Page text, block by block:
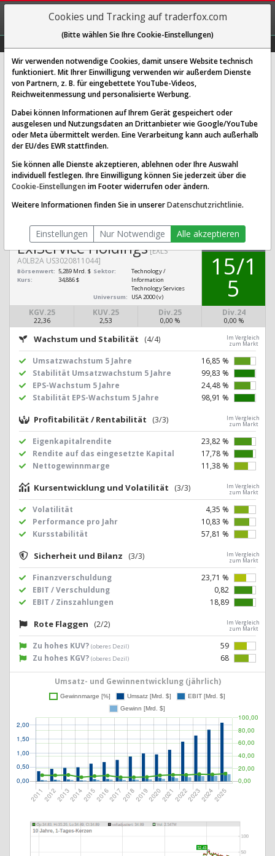
REGIS-
TRIEREN
ExlService Holdings Aktie:
Realtime-Kurs & Analyse (A0LB2A
| EXLS)
SCORING SYSTEMS:
Qualitäts-Check Dividenden-Check
Wachstums-Check
geeignet?
ExlService Holdings[EXLS
A0LB2A US3020811044]
Börsenwert: 5,289 Mrd. $
Kurs:
34,886 $
Sektor:
Technology /
Information
Technology Services
Universum:
USA 2000 (v)
KGV.25
22,36
KUV.25
2,53
Div.25
0,00 %
Div.24
0,00 %
QUALITÄTS-
15/1
5
Wachstum und Stabilität (4/4)
Im Vergleich
zum Markt
Umsatzwachstum 5 Jahre
16,85 %
Stabilität Umsatzwachstum 5 Jahre
99,83 %
EPS-Wachstum 5 Jahre
24,48 %
Stabilität EPS-Wachstum 5 Jahre
98,91 %
Profitabilität / Rentabilität (3/3)
Im Vergleich
zum Markt
Eigenkapitalrendite
23,82 %
Rendite auf das eingesetzte Kapital
17,78 %
Nettogewinnmarge
11,38 %
Kursentwicklung und Volatilität (3/3)
Im Vergleich
zum Markt
Volatilität
4,35 %
Performance pro Jahr
10,83 %
Kursstabilität
57,81 %
Sicherheit und Bilanz (3/3)
Im Vergleich
zum Markt
Finanzverschuldung
23,71 %
EBIT / Verschuldung
0,82
EBIT / Zinszahlungen
18,89
Rote Flaggen (2/2)
Im Vergleich
zum Markt
Zu hohes KUV? (oberes Dezil)
59
Zu hohes KGV? (oberes Dezil) 68
Umsatz- und Gewinnentwicklung (jährlich)
Cookies und Tracking auf traderfox.com
(Bitte wählen Sie Ihre Cookie-Einstellungen)
Wir verwenden notwendige Cookies, damit unsere Website technisch
funktioniert. Mit Ihrer Einwilligung verwenden wir außerdem Dienste
von Partnern, z. B. für eingebettete YouTube-Videos,
Reichweitenmessung und personalisierte Werbung.
Dabei können Informationen auf Ihrem Gerät gespeichert oder
ausgelesen und Nutzungsdaten an Drittanbieter wie Google/YouTube
oder Meta übermittelt werden. Eine Verarbeitung kann auch außerhalb
der EU/des EWR stattfinden.
Sie können alle Dienste akzeptieren, ablehnen oder Ihre Auswahl
individuell festlegen. Ihre Einwilligung können Sie jederzeit über die
Cookie-Einstellungen im Footer widerrufen oder ändern.
Weitere Informationen finden Sie in unsererDatenschutzrichtlinie.
Einstellungen Nur Notwendige Alle akzeptieren